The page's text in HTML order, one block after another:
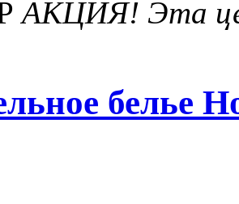
АКЦИЯ! Эта
белье